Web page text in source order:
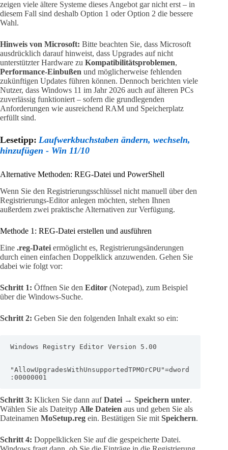
zeigen viele ältere Systeme dieses Angebot gar nicht erst – in
diesem Fall sind deshalb Option 1 oder Option 2 die bessere
Wahl.
Hinweis von Microsoft: Bitte beachten Sie, dass Microsoft
ausdrücklich darauf hinweist, dass Upgrades auf nicht
unterstützter Hardware zu Kompatibilitätsproblemen,
Performance-Einbußen und möglicherweise fehlenden
zukünftigen Updates führen können. Dennoch berichten viele
Nutzer, dass Windows 11 im Jahr 2026 auch auf älteren PCs
zuverlässig funktioniert – sofern die grundlegenden
Anforderungen wie ausreichend RAM und Speicherplatz
erfüllt sind.
Lesetipp: Laufwerkbuchstaben ändern, wechseln,
hinzufügen - Win 11/10
Alternative Methoden: REG-Datei und PowerShell
Wenn Sie den Registrierungsschlüssel nicht manuell über den
Registrierungs-Editor anlegen möchten, stehen Ihnen
außerdem zwei praktische Alternativen zur Verfügung.
Methode 1: REG-Datei erstellen und ausführen
Eine .reg-Datei ermöglicht es, Registrierungsänderungen
durch einen einfachen Doppelklick anzuwenden. Gehen Sie
dabei wie folgt vor:
Schritt 1: Öffnen Sie den Editor (Notepad), zum Beispiel
über die Windows-Suche.
Schritt 2: Geben Sie den folgenden Inhalt exakt so ein:
Windows Registry Editor Version 5.00
"AllowUpgradesWithUnsupportedTPMOrCPU"=dword
:00000001
Schritt 3: Klicken Sie dann aufDatei → Speichern unter.
Wählen Sie als Dateityp Alle Dateien aus und geben Sie als
Dateinamen MoSetup.reg ein. Bestätigen Sie mit Speichern.
Schritt 4: Doppelklicken Sie auf die gespeicherte Datei.